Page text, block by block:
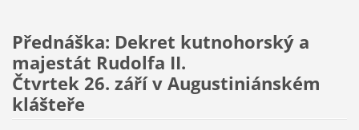
Přednáška: Dekret kutnohorský a
majestát Rudolfa II.
Čtvrtek 26. září v Augustiniánském
klášteře